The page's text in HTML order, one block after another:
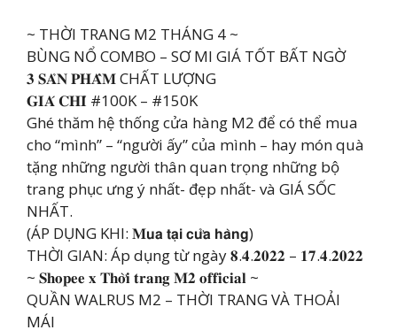
~ THỜI TRANG M2 THÁNG 4 ~
BÙNG NỔ COMBO – SƠ MI GIÁ TỐT BẤT NGỜ
𝟑 𝐒𝐀̉𝐍 𝐏𝐇𝐀̂̉𝐌 CHẤT LƯỢNG
𝐆𝐈𝐀́ 𝐂𝐇𝐈̉ #100K – #150K
Ghé thăm hệ thống cửa hàng M2 để có thể mua
cho “mình” – “người ấy” của mình – hay món quà
tặng những người thân quan trọng những bộ
trang phục ưng ý nhất- đẹp nhất- và GIÁ SỐC
NHẤT.
(ÁP DỤNG KHI: 𝐌𝘂𝗮 𝘁𝗮̣𝗶 𝗰𝘂̛̉𝗮 𝗵𝗮̀𝗻𝗴)
THỜI GIAN: Áp dụng từ ngày 𝟖.𝟒.𝟐𝟎𝟐𝟐 – 𝟏𝟕.𝟒.𝟐𝟎𝟐𝟐
~ 𝐒𝐡𝐨𝐩𝐞𝐞 𝐱 𝐓𝐡𝐨̛̀𝐢 𝐭𝐫𝐚𝐧𝐠 𝐌𝟐 𝐨𝐟𝐟𝐢𝐜𝐢𝐚𝐥 ~
QUẦN WALRUS M2 – THỜI TRANG VÀ THOẢI
MÁI